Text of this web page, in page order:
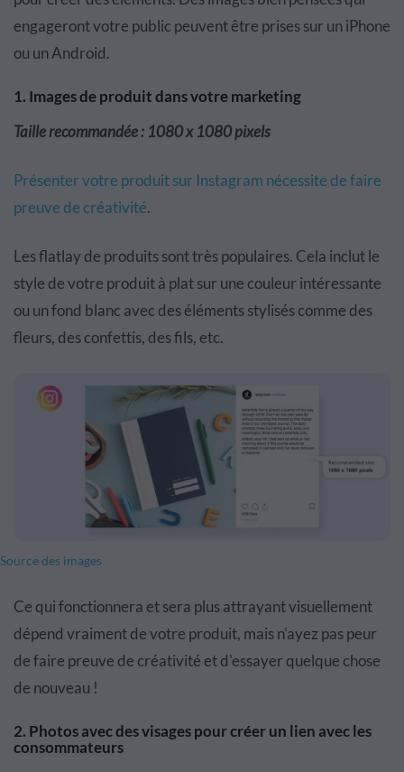
engageront votre public peuvent être prises sur un iPhone
ou un Android.
1. Images de produit dans votre marketing
Taille recommandée : 1080 x 1080 pixels
Présenter votre produit sur Instagram nécessite de faire
preuve de créativité.
Les flatlay de produits sont très populaires. Cela inclut le
style de votre produit à plat sur une couleur intéressante
ou un fond blanc avec des éléments stylisés comme des
fleurs, des confettis, des fils, etc.
Source des images
Ce qui fonctionnera et sera plus attrayant visuellement
dépend vraiment de votre produit, mais n'ayez pas peur
de faire preuve de créativité et d'essayer quelque chose
de nouveau !
2. Photos avec des visages pour créer un lien avec les
consommateurs